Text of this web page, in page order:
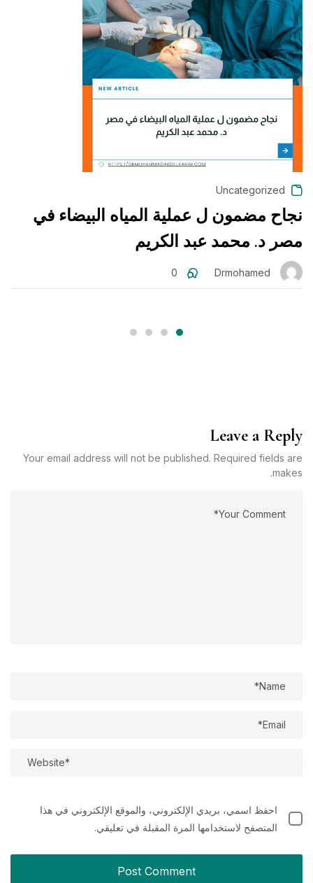
Uncategorized
نجاح مضمون ل عملية المياه البيضاء في
مصر د. محمد عبد الكريم
Drmohamed
0
Leave a Reply
Your email address will not be published. Required fields are
makes.
احفظ اسمي، بريدي الإلكتروني، والموقع الإلكتروني في هذا
المتصفح لاستخدامها المرة المقبلة في تعليقي.